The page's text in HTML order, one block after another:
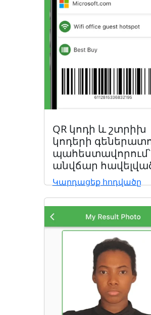
QR կոդի և շտրիխ
կոդերի
պահեստավորում՝
անվճար
Կարդացեք հոդվածը